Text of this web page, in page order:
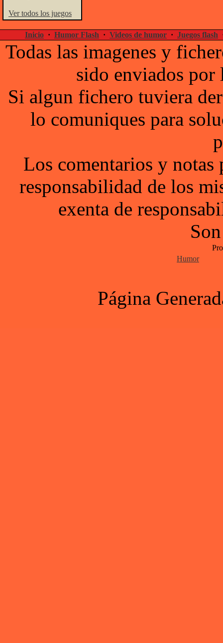
Ver todos los juegos
Inicio · Humor Flash · Videos de humor · Juegos flash
Todas las imagenes y
sido enviados por
Si algun fichero tuviera
lo comuniques para
Los comentarios y notas
responsabilidad de los
exenta de
Humor
Página